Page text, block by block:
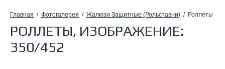
Главная
  /
Фотогалерея
  /
Жалюзи Защитные (Рольставни)
  /  Роллеты
РОЛЛЕТЫ, ИЗОБРАЖЕНИЕ:
350/452
Комплектующие для лоджий
Комплектующие для рольставень